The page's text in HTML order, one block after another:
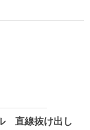
直線抜け出し